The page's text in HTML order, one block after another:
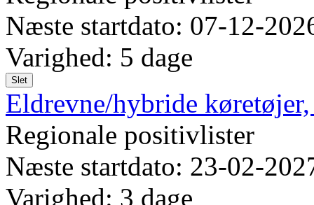
Næste startdato: 07-12-
Varighed: 5 dage
Slet
Eldrevne/hybride
Regionale positivlister
Næste startdato: 23-02-
Varighed: 3 dage